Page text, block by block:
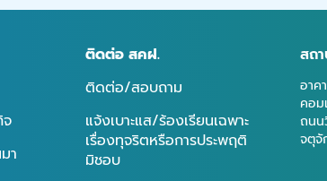
า
ติดต่อ สคฝ.
ติดต่อ/สอบถาม
แจ้งเบาะแส/ร้องเรียนเฉพาะ
เรื่องทุจริตหรือการประพฤติ
มิชอบ
สถ
อาค
คอม
ถนน
จตุจั